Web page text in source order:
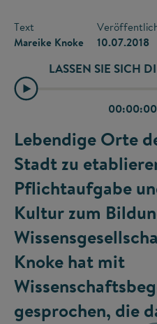
Text
Mareike Knoke
10.07.2018
LASSEN SIE SICH
00:00:00
Lebendige Orte
Stadt zu
Pflichtaufgabe
Kultur zum
Knoke hat mit
gesprochen, die